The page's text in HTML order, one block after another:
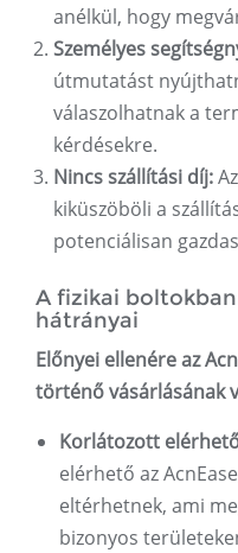
anélkül, hogy
Személyes
útmutatást
válaszolhatnak a
kérdésekre.
Nincs szállítási díj:
kiküszöböli a
potenciálisan
A fizikai
hátrányai
Előnyei ellenére az
történő vásárlásának
Korlátozott
elérhető az
eltérhetnek, ami
bizonyos